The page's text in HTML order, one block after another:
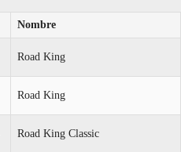
Nombre
Road King
Road King
Road King Classic